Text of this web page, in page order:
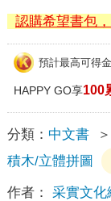
認購希望書包
預計最高可得
HAPPY GO享100
分類： 中文書 ＞
積木/立體拼圖
作者： 采實文化